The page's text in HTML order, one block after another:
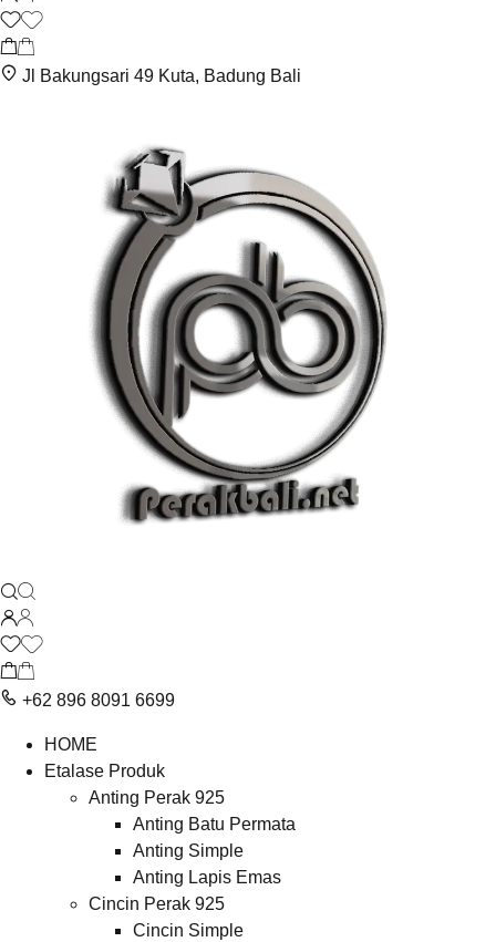
Jl Bakungsari 49 Kuta, Badung Bali
+62 896 8091 6699
HOME
Etalase Produk
Anting Perak 925
Anting Batu Permata
Anting Simple
Anting Lapis Emas
Cincin Perak 925
Cincin Simple